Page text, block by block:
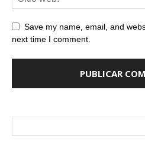
Save my name, email, and
next time I comment.